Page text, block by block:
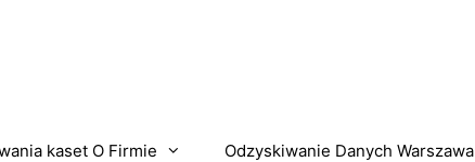
kaset O Firmie Odzyskiwanie Danych Warszawa